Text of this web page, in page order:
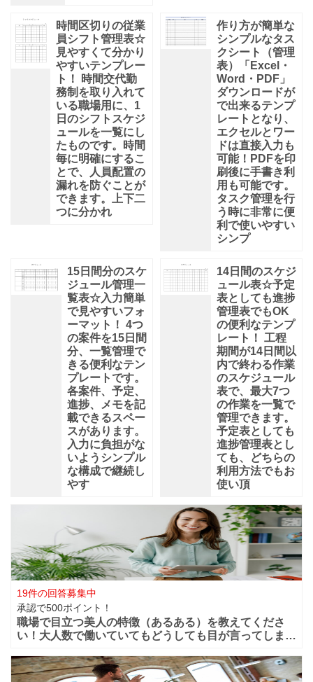
時間区切りの従業
員シフト管理表☆
見やすくて分かり
やすいテンプレー
ト！ 時間交代勤
務制を取り入れて
いる職場用に、1
日のシフトスケジ
ュールを一覧にし
たものです。時間
毎に明確にするこ
とで、人員配置の
漏れを防ぐことが
できます。上下二
つに分かれ
作り方が簡単な
シンプルなタス
クシート（管理
表）「Excel・
Word・PDF」
ダウンロードが
で出来るテンプ
レートとなり、
エクセルとワー
ドは直接入力も
可能！PDFを印
刷後に手書き利
用も可能です。
タスク管理を行
う時に非常に便
利で使いやすい
シンプ
15日間分のスケ
ジュール管理一
覧表☆入力簡単
で見やすいフォ
ーマット！ 4つ
の案件を15日間
分、一覧管理で
きる便利なテン
プレートです。
各案件、予定、
進捗、メモを記
載できるスペー
スがあります。
入力に負担がな
いようシンプル
な構成で継続し
やす
14日間のスケジ
ュール表☆予定
表としても進捗
管理表でもOK
の便利なテンプ
レート！ 工程
期間が14日間以
内で終わる作業
のスケジュール
表で、最大7つ
の作業を一覧で
管理できます。
予定表としても
進捗管理表とし
ても、どちらの
利用方法でもお
使い頂
19件の回答募集中
承認で500ポイント！
職場で目立つ美人の特徴（あるある）を教えてくださ
い！大人数で働いていてもどうしても目が言ってしまう
ってしまうような美人は職場ではどの様な行動や特徴が
あるのでしょうか？ファッションセンスが良い